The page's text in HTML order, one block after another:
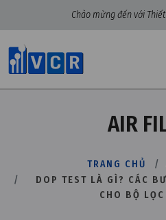
Chào mừng đến với
AIR
TRANG CHỦ
DOP TEST LÀ GÌ? CÁC
CHO BỘ